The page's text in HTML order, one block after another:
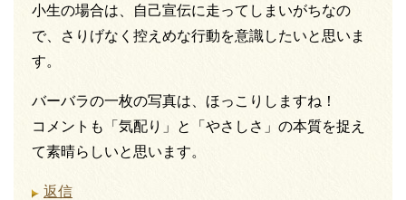
小生の場合は、自己宣伝に走ってしまいがちなの
で、さりげなく控えめな行動を意識したいと思いま
す。
バーバラの一枚の写真は、ほっこりしますね！
コメントも「気配り」と「やさしさ」の本質を捉え
て素晴らしいと思います。
返信